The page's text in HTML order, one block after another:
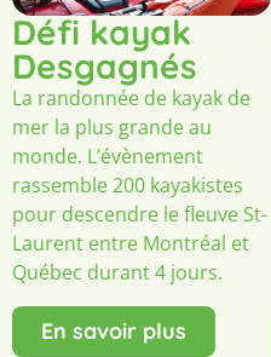
Défi kayak
Desgagnés
La randonnée de kayak de
mer la plus grande au
monde. L’évènement
rassemble 200 kayakistes
pour descendre le fleuve St-
Laurent entre Montréal et
Québec durant 4 jours.
En savoir plus